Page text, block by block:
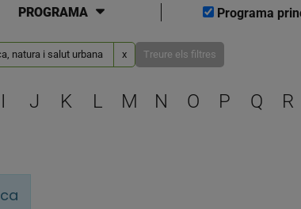
PROGRAMA Programa
natura i salut urbana x Treure els filtres
Escull una lletra per filtrar
I J K L M N O P Q R